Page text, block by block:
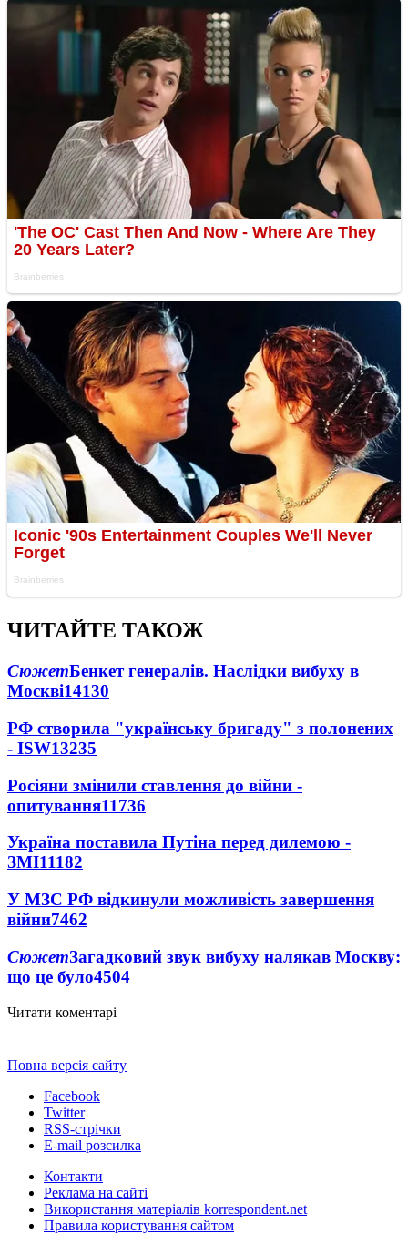
ЧИТАЙТЕ ТАКОЖ
СюжетБенкет генералів. Наслідки вибуху в
Москві14130
РФ створила "українську бригаду" з полонених
- ISW13235
Росіяни змінили ставлення до війни -
опитування11736
Україна поставила Путіна перед дилемою -
ЗМІ11182
У МЗС РФ відкинули можливість завершення
війни7462
СюжетЗагадковий звук вибуху налякав Москву:
що це було4504
Читати коментарі
Повна версія сайту
Facebook
Twitter
RSS-стрічки
E-mail розсилка
Контакти
Реклама на сайті
Використання матеріалів korrespondent.net
Правила користування сайтом